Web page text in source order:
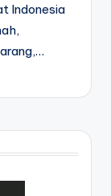
Indonesia